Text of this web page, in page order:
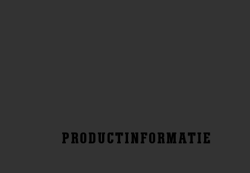
PRODUCTINFORMATIE